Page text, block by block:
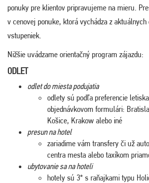
ponuky pre klientov pripravujeme na mieru.
v cenovej ponuke, ktorá vychádza z
vstupeniek.
Nižšie uvádzame orientačný program zájazdu:
ODLET
odlet do miesta podujatia
odlety sú podľa preferencie
objednávkovom formulári:
Košice, Krakow alebo iné
presun na hotel
zariadime vám transfery či už
centra mesta alebo taxíkom
ubytovanie sa na hoteli
hotely sú 3* s raňajkami typu